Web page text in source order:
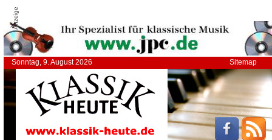
Anzeige
Sonntag, 9. August 2026 Sitemap